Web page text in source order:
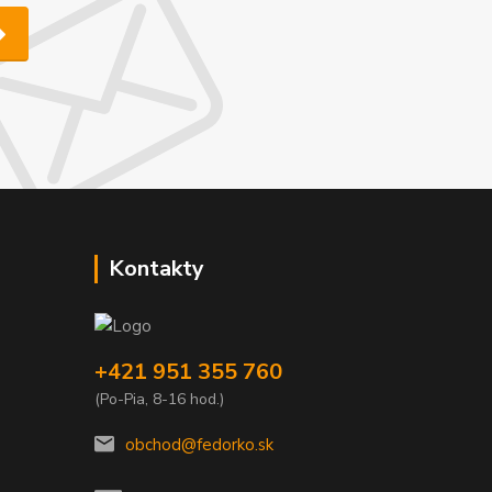
Kontakty
+421 951 355 760
(Po-Pia, 8-16 hod.)
obchod@fedorko.sk